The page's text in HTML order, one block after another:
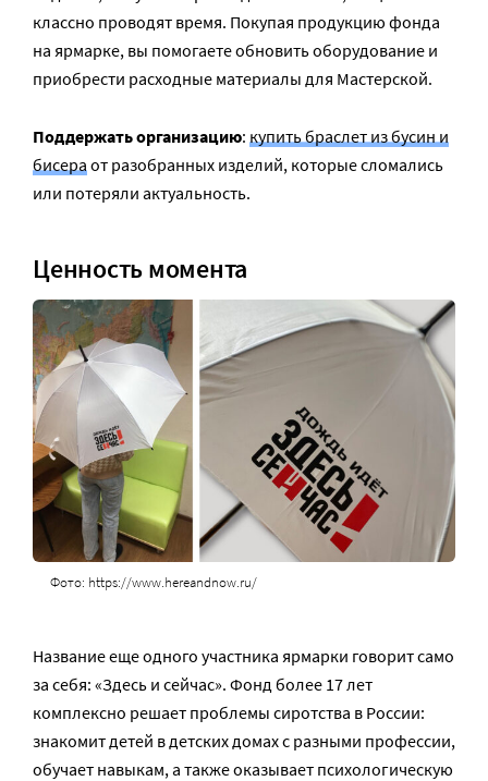
классно проводят время. Покупая продукцию фонда
на ярмарке, вы помогаете обновить оборудование и
приобрести расходные материалы для Мастерской.
Поддержать организацию: купить браслет из бусин и
бисераот разобранных изделий, которые сломались
или потеряли актуальность.
Ценность момента
Фото: https://www.hereandnow.ru/
Название еще одного участника ярмарки говорит само
за себя: «Здесь и сейчас». Фонд более 17 лет
комплексно решает проблемы сиротства в России:
знакомит детей в детских домах с разными профессии,
обучает навыкам, а также оказывает психологическую